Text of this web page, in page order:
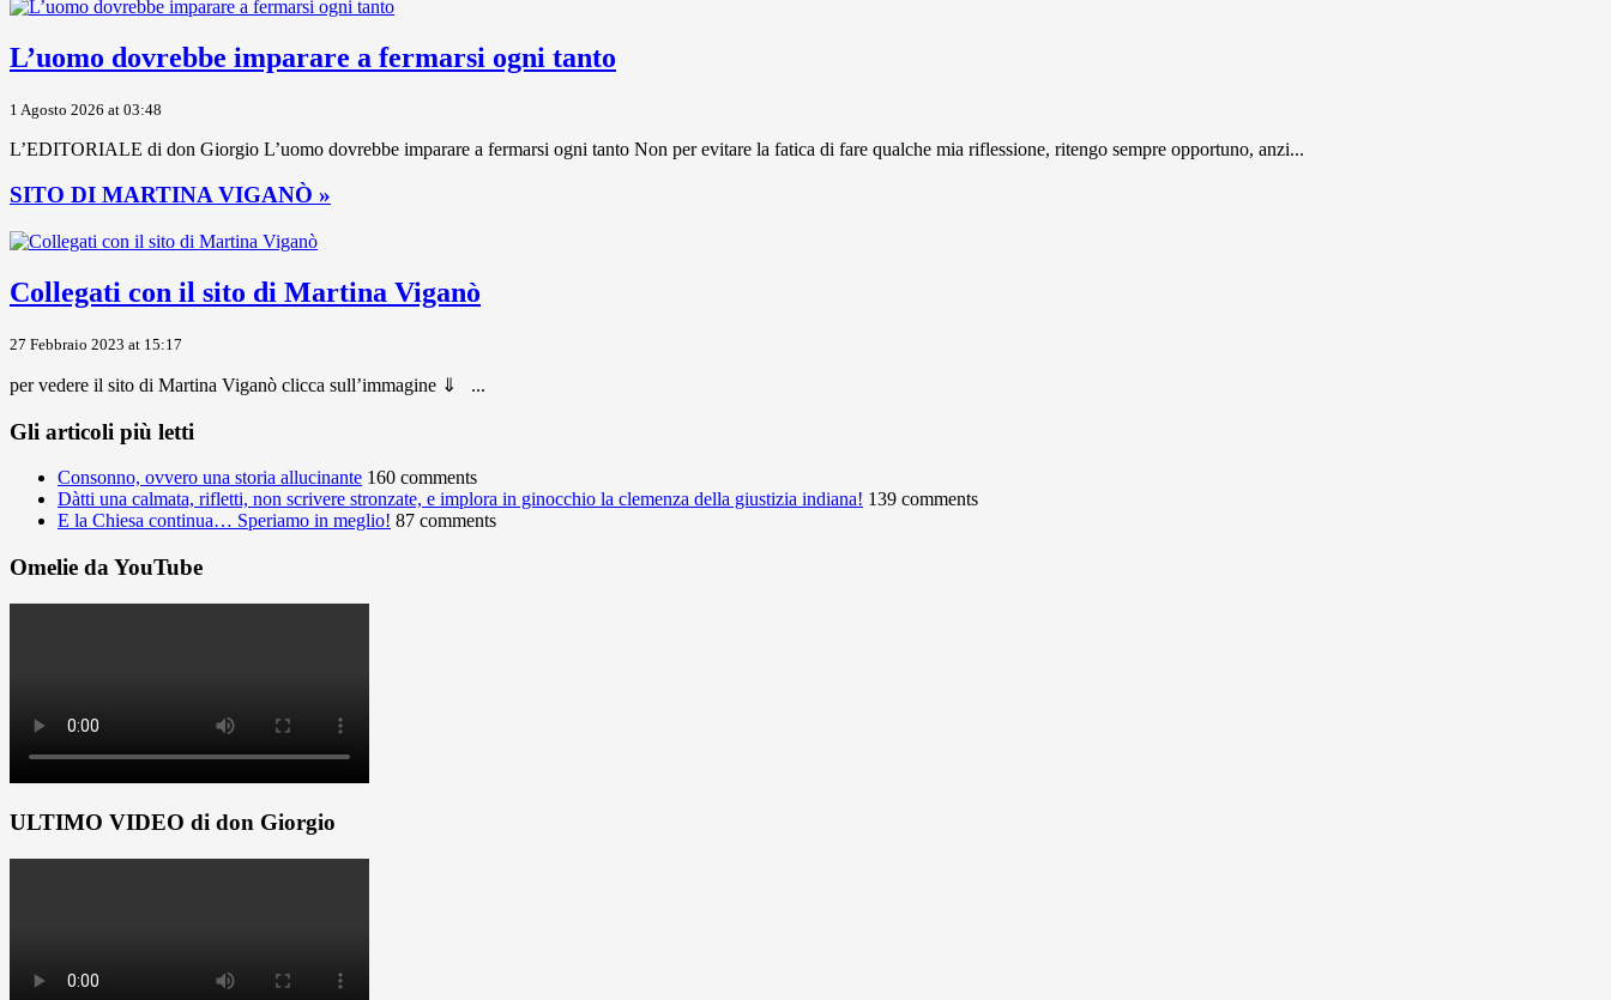
L’uomo dovrebbe imparare a fermarsi ogni tanto
1 Agosto 2026 at 03:48
L’EDITORIALE di don Giorgio L’uomo dovrebbe imparare a fermarsi ogni tanto Non per evitare la fatica di fare qualche mia riflessione, ritengo sempre opportuno, anzi...
SITO DI MARTINA VIGANÒ »
Collegati con il sito di Martina Viganò
27 Febbraio 2023 at 15:17
per vedere il sito di Martina Viganò clicca sull’immagine ⇓ ...
Gli articoli più letti
Consonno, ovvero una storia allucinante 160 comments
Dàtti una calmata, rifletti, non scrivere stronzate, e implora in ginocchio la clemenza della giustizia indiana! 139 comments
E la Chiesa continua… Speriamo in meglio! 87 comments
Omelie da YouTube
ULTIMO VIDEO di don Giorgio